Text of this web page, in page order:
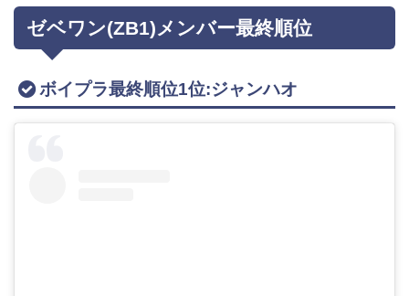
ゼベワン(ZB1)メンバー最終順位
ボイプラ最終順位1位:ジャンハオ